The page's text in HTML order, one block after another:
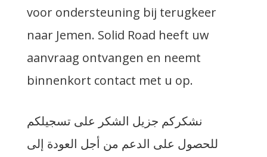
voor ondersteuning bij terugkeer
naar Jemen. Solid Road heeft uw
aanvraag ontvangen en neemt
binnenkort contact met u op.
نشكركم جزيل الشكر على تسجيلكم
للحصول على الدعم من أجل العودة إلى